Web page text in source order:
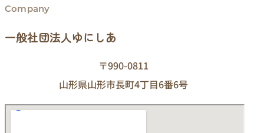
Company
一般社団法人ゆにしあ
〒990-0811
山形県山形市長町4丁目6番6号